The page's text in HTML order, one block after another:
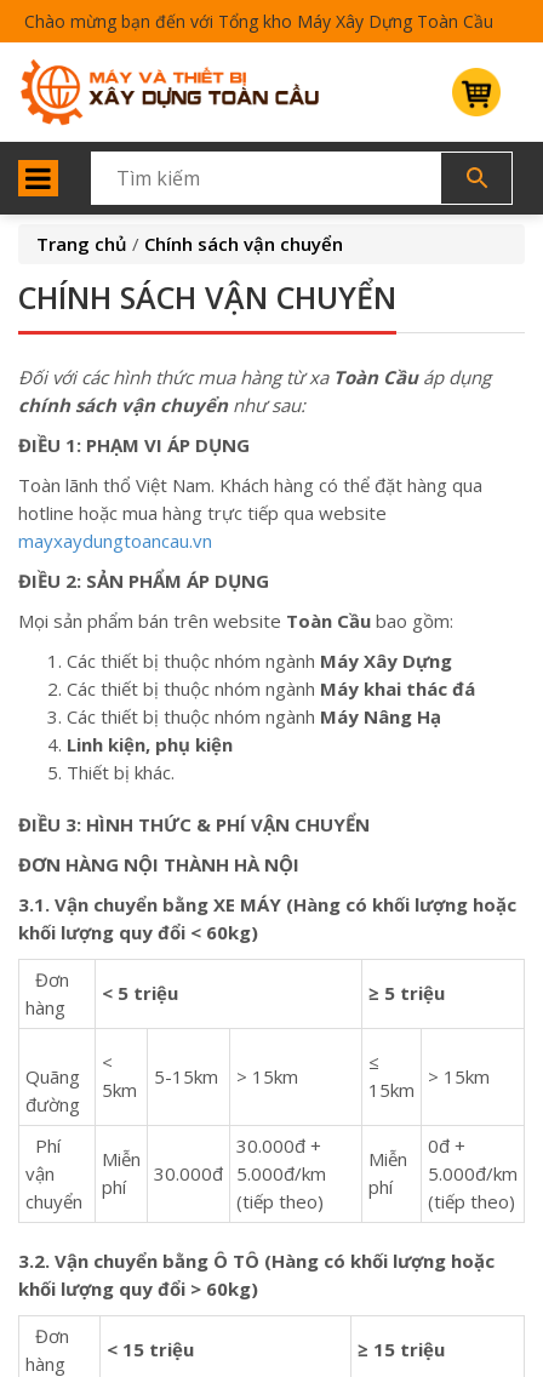
Chào mừng bạn đến với Tổng kho Máy Xây Dựng Toàn Cầu
Trang chủ / Chính sách vận chuyển
CHÍNH SÁCH VẬN CHUYỂN
Đối với các hình thức mua hàng từ xa Toàn Cầuáp dụng
chính sách vận chuyểnnhư sau:
ĐIỀU 1: PHẠM VI ÁP DỤNG
Toàn lãnh thổ Việt Nam. Khách hàng có thể đặt hàng qua
hotline hoặc mua hàng trực tiếp qua website
mayxaydungtoancau.vn
ĐIỀU 2: SẢN PHẨM ÁP DỤNG
Mọi sản phẩm bán trên website Toàn Cầu bao gồm:
Các thiết bị thuộc nhóm ngành Máy Xây Dựng
Các thiết bị thuộc nhóm ngành Máy khai thác đá
Các thiết bị thuộc nhóm ngành Máy Nâng Hạ
Linh kiện, phụ kiện
Thiết bị khác.
ĐIỀU 3: HÌNH THỨC & PHÍ VẬN CHUYỂN
ĐƠN HÀNG NỘI THÀNH HÀ NỘI
3.1. Vận chuyển bằng XE MÁY (Hàng có khối lượng hoặc
khối lượng quy đổi < 60kg)
Đơn
hàng
< 5 triệu ≥ 5 triệu
Quãng
đường
<
5km
5-15km > 15km
≤
15km
> 15km
Phí
vận
chuyển
Miễn
phí
30.000đ
30.000đ +
5.000đ/km
(tiếp theo)
Miễn
phí
0đ +
5.000đ/km
(tiếp theo)
3.2. Vận chuyển bằng Ô TÔ (Hàng có khối lượng hoặc
khối lượng quy đổi > 60kg)
Đơn
hàng
< 15 triệu ≥ 15 triệu